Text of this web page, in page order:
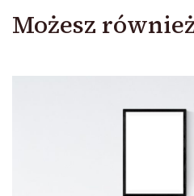
Możesz